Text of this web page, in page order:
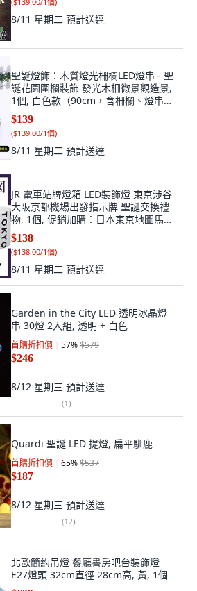
8/11 星期二 預計送達
聖誕燈飾：木質燈光柵欄LED燈串 - 聖
誕花園圍欄裝飾 發光木柵微景觀造景,
1個, 白色款（90cm，含柵欄、燈串、
電池）
$139
($139.00/1個)
8/11 星期二 預計送達
JR 電車站牌燈箱 LED裝飾燈 東京涉谷
大阪京都機場出發指示牌 聖誕交換禮
物, 1個, 促銷加購：日本東京地圖馬克
杯一組
$138
($138.00/1個)
8/11 星期二 預計送達
Garden in the City LED 透明冰晶燈
串 30燈 2入組, 透明 + 白色
首購折扣價 57%$579
$246
8/12 星期三 預計送達
(1)
Quardi 聖誕 LED 提燈, 扁平馴鹿
首購折扣價 65%$537
$187
8/12 星期三 預計送達
(12)
北歐簡約吊燈 餐廳書房吧台裝飾燈
E27燈頭 32cm直徑 28cm高, 黃, 1個